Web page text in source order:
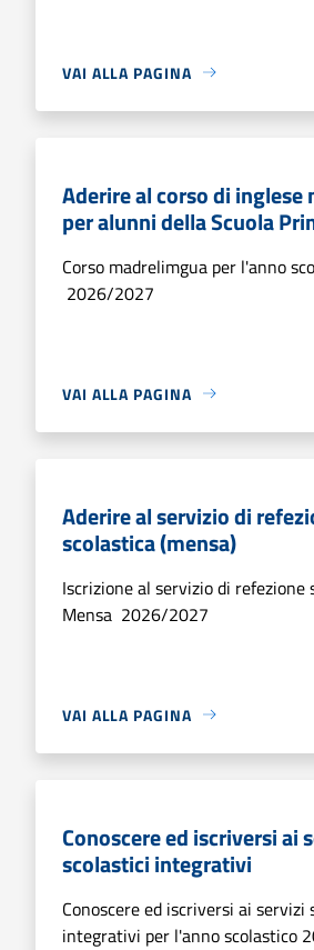
VAI ALLA PAGINA
Aderire al corso di inglese
per alunni della Scuola
Corso madrelimgua per l'anno
2026/2027
VAI ALLA PAGINA
Aderire al servizio di
scolastica (mensa)
Iscrizione al servizio di refezione
Mensa 2026/2027
VAI ALLA PAGINA
Conoscere ed iscriversi ai
scolastici integrativi
Conoscere ed iscriversi ai servizi
integrativi per l'anno scolastico